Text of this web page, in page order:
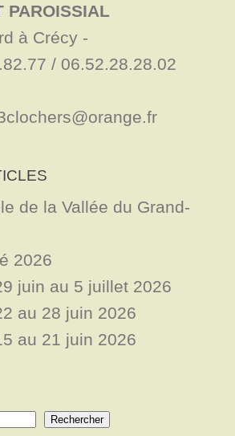
PAROISSIAL
à Crécy -
/ 06.52.28.28.02
de la Vallée du Grand-
2026
juin au 5 juillet 2026
au 28 juin 2026
au 21 juin 2026
Rechercher